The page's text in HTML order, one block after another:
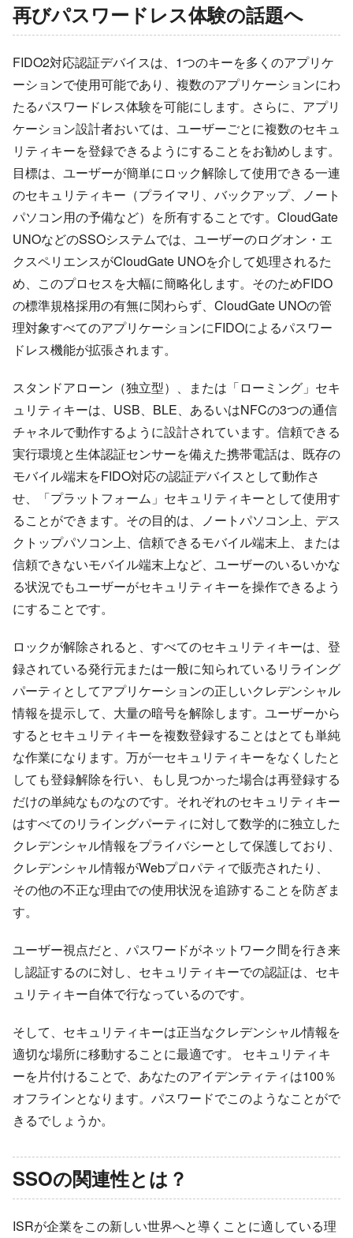
再びパスワードレス体験の話題へ
FIDO2対応認証デバイスは、1つのキーを多くのアプリケ
ーションで使用可能であり、複数のアプリケーションにわ
たるパスワードレス体験を可能にします。さらに、アプリ
ケーション設計者おいては、ユーザーごとに複数のセキュ
リティキーを登録できるようにすることをお勧めします。
目標は、ユーザーが簡単にロック解除して使用できる一連
のセキュリティキー（プライマリ、バックアップ、ノート
パソコン用の予備など）を所有することです。CloudGate
UNOなどのSSOシステムでは、ユーザーのログオン・エ
クスペリエンスがCloudGate UNOを介して処理されるた
め、このプロセスを大幅に簡略化します。そのためFIDO
の標準規格採用の有無に関わらず、CloudGate UNOの管
理対象すべてのアプリケーションにFIDOによるパスワー
ドレス機能が拡張されます。
スタンドアローン（独立型）、または「ローミング」セキ
ュリティキーは、USB、BLE、あるいはNFCの3つの通信
チャネルで動作するように設計されています。信頼できる
実行環境と生体認証センサーを備えた携帯電話は、既存の
モバイル端末をFIDO対応の認証デバイスとして動作さ
せ、「プラットフォーム」セキュリティキーとして使用す
ることができます。その目的は、ノートパソコン上、デス
クトップパソコン上、信頼できるモバイル端末上、または
信頼できないモバイル端末上など、ユーザーのいるいかな
る状況でもユーザーがセキュリティキーを操作できるよう
にすることです。
ロックが解除されると、すべてのセキュリティキーは、登
録されている発行元または一般に知られているリライング
パーティとしてアプリケーションの正しいクレデンシャル
情報を提示して、大量の暗号を解除します。ユーザーから
するとセキュリティキーを複数登録することはとても単純
な作業になります。万が一セキュリティキーをなくしたと
しても登録解除を行い、もし見つかった場合は再登録する
だけの単純なものなのです。それぞれのセキュリティキー
はすべてのリライングパーティに対して数学的に独立した
クレデンシャル情報をプライバシーとして保護しており、
クレデンシャル情報がWebプロパティで販売されたり、
その他の不正な理由での使用状況を追跡することを防ぎま
す。
ユーザー視点だと、パスワードがネットワーク間を行き来
し認証するのに対し、セキュリティキーでの認証は、セキ
ュリティキー自体で行なっているのです。
そして、セキュリティキーは正当なクレデンシャル情報を
適切な場所に移動することに最適です。 セキュリティキ
ーを片付けることで、あなたのアイデンティティは100％
オフラインとなります。パスワードでこのようなことがで
きるでしょうか。
SSOの関連性とは？
ISRが企業をこの新しい世界へと導くことに適している理